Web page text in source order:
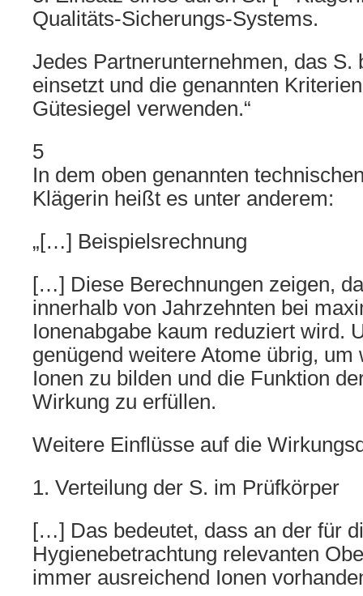
Qualitäts-Sicherungs-Systems.
Jedes Partnerunternehmen, das S.
einsetzt und die genannten
Gütesiegel verwenden.“
5
In dem oben genannten
Klägerin heißt es unter anderem:
„[…] Beispielsrechnung
[…] Diese Berechnungen zeigen,
innerhalb von Jahrzehnten bei
Ionenabgabe kaum reduziert wird.
genügend weitere Atome übrig, um
Ionen zu bilden und die Funktion
Wirkung zu erfüllen.
Weitere Einflüsse auf die
1. Verteilung der S. im Prüfkörper
[…] Das bedeutet, dass an der für
Hygienebetrachtung relevanten
immer ausreichend Ionen